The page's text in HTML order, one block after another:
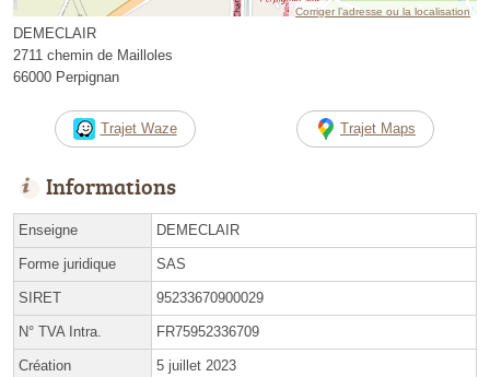
Corriger l’adresse ou la localisation
DEMECLAIR
2711 chemin de Mailloles
66000 Perpignan
Trajet Waze Trajet Maps
Informations
Enseigne DEMECLAIR
Forme juridique SAS
SIRET 95233670900029
N° TVA Intra. FR75952336709
Création 5 juillet 2023